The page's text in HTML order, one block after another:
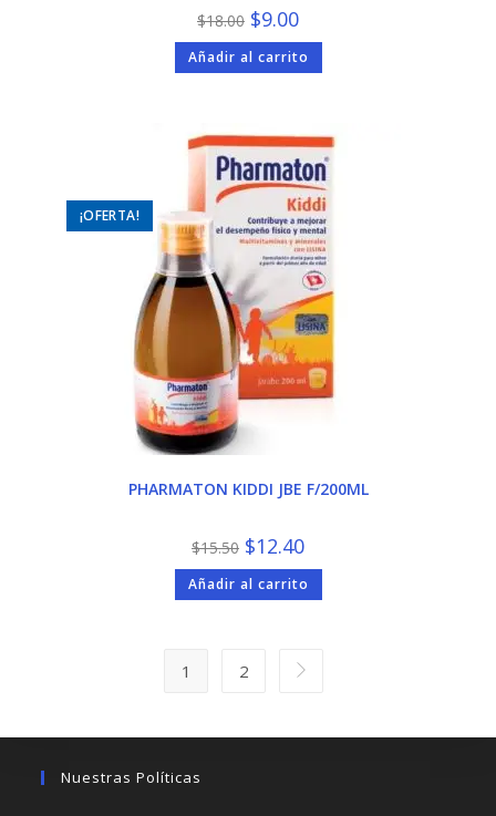
$18.00 El
precio
original
era:
$18.00.
$9.00El
precio
actual
es:
$9.00.
Añadir al carrito
¡OFERTA!
PHARMATON KIDDI JBE F/200ML
$15.50 El
precio
original
era:
$15.50.
$12.40El
precio
actual
es:
$12.40.
Añadir al carrito
1 2
Nuestras Políticas